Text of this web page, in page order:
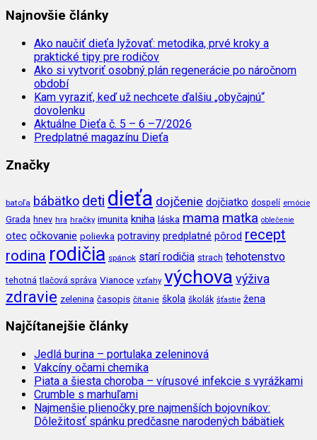
Najnovšie články
Ako naučiť dieťa lyžovať: metodika, prvé kroky a
praktické tipy pre rodičov
Ako si vytvoriť osobný plán regenerácie po náročnom
období
Kam vyraziť, keď už nechcete ďalšiu „obyčajnú“
dovolenku
Aktuálne Dieťa č. 5 – 6 –7/2026
Predplatné magazínu Dieťa
Značky
batoľa bábätko deti dieťa dojčenie dojčiatko dospelí emócie
Grada hnev hra hračky imunita kniha láska mama matka oblečenie
otec očkovanie polievka potraviny predplatné pôrod recept
rodina rodičia spánok starí rodičia strach tehotenstvo
tehotná tlačová správa Vianoce vzťahy výchova výživa
zdravie zelenina časopis čítanie škola školák šťastie žena
Najčítanejšie články
Jedlá burina – portulaka zeleninová
Vakcíny očami chemika
Piata a šiesta choroba – vírusové infekcie s vyrážkami
Crumble s marhuľami
Najmenšie plienočky pre najmenších bojovníkov:
Dôležitosť spánku predčasne narodených bábätiek